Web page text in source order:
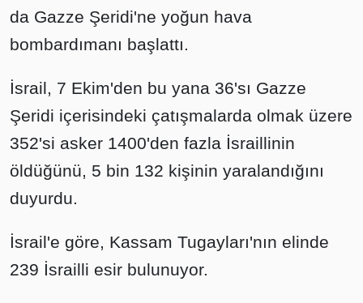
da Gazze Şeridi'ne yoğun hava
bombardımanı başlattı.
İsrail, 7 Ekim'den bu yana 36'sı Gazze
Şeridi içerisindeki çatışmalarda olmak üzere
352'si asker 1400'den fazla İsraillinin
öldüğünü, 5 bin 132 kişinin yaralandığını
duyurdu.
İsrail'e göre, Kassam Tugayları'nın elinde
239 İsrailli esir bulunuyor.